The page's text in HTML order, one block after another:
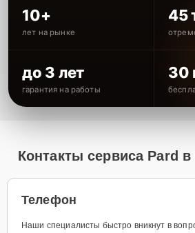
10+
лет на рынке
45
до 3 лет
гарантия на работы
30
Контакты сервиса Pard в
Телефон
Наши специалисты быстро вникнут в